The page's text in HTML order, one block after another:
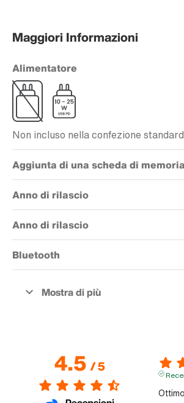
Maggiori Informazioni
Alimentatore
Non incluso nella confezione standard
Aggiunta di una scheda di memoria
Anno di rilascio
Anno di rilascio
Bluetooth
4.5/5
Ottimo